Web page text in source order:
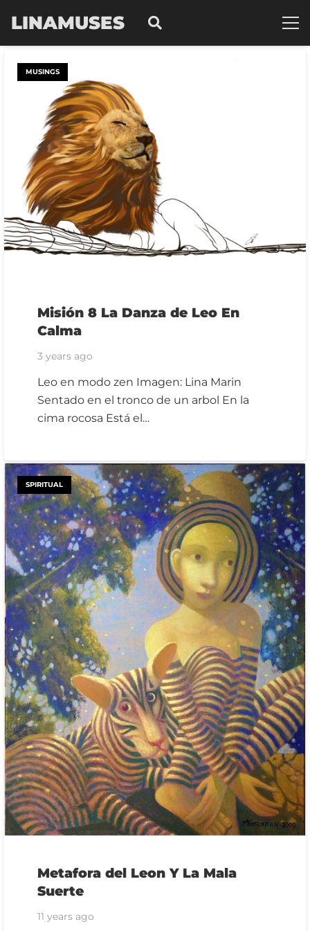
LINAMUSES
MUSINGS
Misión 8 La Danza de Leo En
Calma
3 years ago
Leo en modo zen Imagen: Lina Marin
Sentado en el tronco de un arbol En la
cima rocosa Está el…
SPIRITUAL
Metafora del Leon Y La Mala
Suerte
11 years ago